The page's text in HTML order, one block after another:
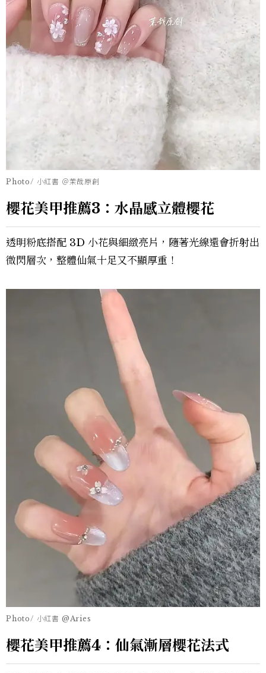
Photo/ 小紅書 ＠茉哉原創
櫻花美甲推薦3：水晶感立體櫻花
透明粉底搭配 3D 小花與細緻亮片，隨著光線還會折射出
微閃層次，整體仙氣十足又不顯厚重！
Photo/ 小紅書 @Aries
櫻花美甲推薦4：仙氣漸層櫻花法式